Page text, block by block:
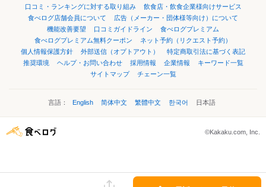
口コミ・ランキングに対する取り組み
飲食店・飲食企業様向けサービス
食べログ店舗会員について
広告（メーカー・団体様等向け）について
機能改善要望
口コミガイドライン
食べログプレミアム
食べログプレミアム無料クーポン
ネット予約（リクエスト予約）
個人情報保護方針
外部送信（オプトアウト）
特定商取引法に基づく表記
推奨環境
ヘルプ・お問い合わせ 採用情報 企業情報
キーワード一覧
サイトマップ
チェーン一覧
言語： English 简体中文 繁體中文 한국어 日本語
©Kakaku.com, Inc.